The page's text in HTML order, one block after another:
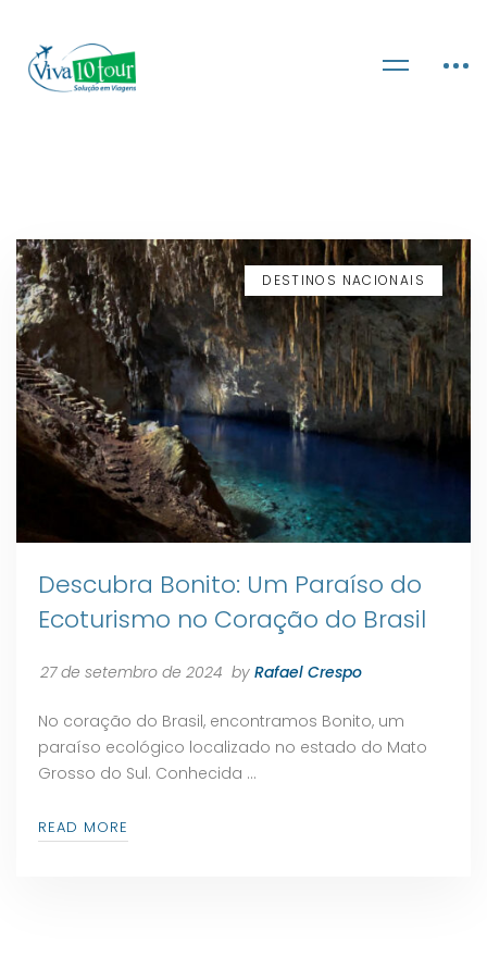
DESTINOS NACIONAIS
Descubra Bonito: Um Paraíso do
Ecoturismo no Coração do Brasil
27 de setembro de 2024 by Rafael Crespo
No coração do Brasil, encontramos Bonito, um
paraíso ecológico localizado no estado do Mato
Grosso do Sul. Conhecida …
READ MORE